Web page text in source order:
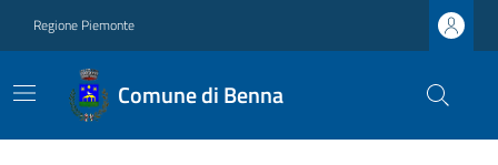
Regione Piemonte
Comune di Benna